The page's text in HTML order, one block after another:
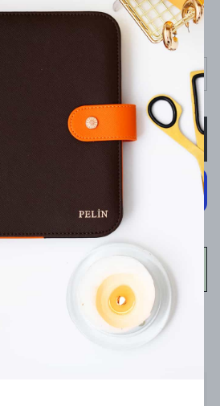
de çerçeveli
SEPETE EKLE
kargo